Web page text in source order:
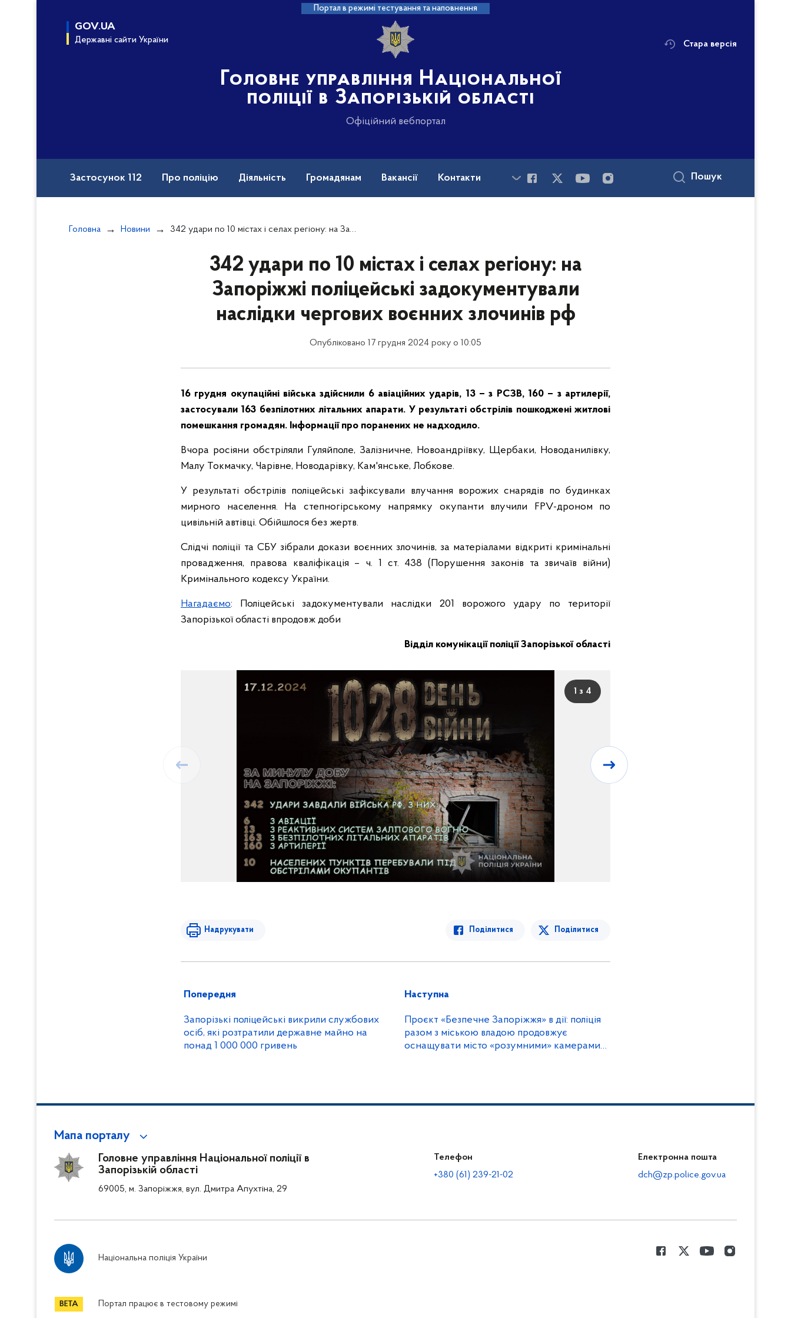
Портал в режимі тестування та наповнення
GOV.UA
Державні сайти України
Головне управління Національної
поліції в Запорізькій області
Офіційний вебпортал
Стара версія
Застосунок 112 Про поліцію Діяльність Громадянам Вакансії Контакти Пошук
Головна Новини 342 удари по 10 містах і селах регіону: на Запоріжжі поліцейські задокументували наслідки чергових воєнних злочинів рф
342 удари по 10 містах і селах регіону: на
Запоріжжі поліцейські задокументували
наслідки чергових воєнних злочинів рф
Опубліковано 17 грудня 2024 року о 10:05
16 грудня окупаційні війська здійснили 6 авіаційних ударів, 13 – з РСЗВ, 160 – з артилерії,
застосували 163 безпілотних літальних апарати. У результаті обстрілів пошкоджені житлові
помешкання громадян. Інформації про поранених не надходило.
Вчора росіяни обстріляли Гуляйполе, Залізничне, Новоандріївку, Щербаки, Новоданилівку,
Малу Токмачку, Чарівне, Новодарівку, Кам'янське, Лобкове.
У результаті обстрілів поліцейські зафіксували влучання ворожих снарядів по будинках
мирного населення. На степногірському напрямку окупанти влучили FPV-дроном по
цивільній автівці. Обійшлося без жертв.
Слідчі поліції та СБУ зібрали докази воєнних злочинів, за матеріалами відкриті кримінальні
провадження, правова кваліфікація – ч. 1 ст. 438 (Порушення законів та звичаїв війни)
Кримінального кодексу України.
Нагадаємо: Поліцейські задокументували наслідки 201 ворожого удару по території
Запорізької області впродовж доби
Відділ комунікації поліції Запорізької області
1 з 4
Надрукувати Поділитися Поділитися
Попередня
Запорізькі поліцейські викрили службових
осіб, які розтратили державне майно на
понад 1 000 000 гривень
Наступна
Проєкт «Безпечне Запоріжжя» в дії: поліція
разом з міською владою продовжує
оснащувати місто «розумними» камерами
Мапа порталу
Головне управління Національної поліції в
Запорізькій області
69005, м. Запоріжжя, вул. Дмитра Апухтіна, 29
Телефон
+380 (61) 239-21-02
Електронна пошта
dch@zp.police.gov.ua
Національна поліція України
Портал працює в тестовому режимі